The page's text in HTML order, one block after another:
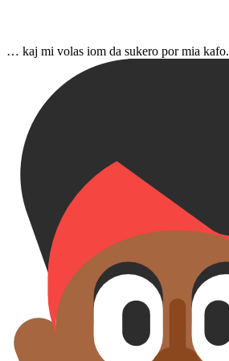
… kaj mi volas iom da sukero por mia kafo.